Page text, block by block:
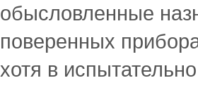
обысловленные
поверенных
хотя в